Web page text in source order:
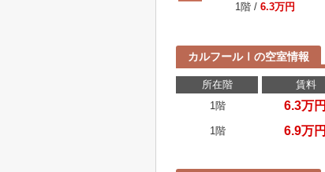
1階 / 6.3万円
カルフールⅠの空室情報
所在階 賃料
1階
6.3万円
1階 6.9万円